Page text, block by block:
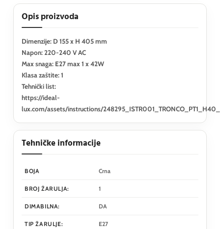
Opis proizvoda
Dimenzije: D 155 x H 405 mm
Napon: 220-240 V AC
Max snaga: E27 max 1 x 42W
Klasa zaštite: 1
Tehnički list:
https://ideal-
lux.com/assets/instructions/
Tehničke informacije
BOJA Crna
BROJ ŽARULJA: 1
DIMABILNA: DA
TIP ŽARULJE: E27